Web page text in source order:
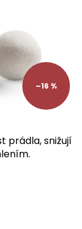
–16 %
prádla, snižují